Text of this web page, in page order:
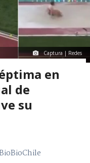
Captura | Redes
en
de
su